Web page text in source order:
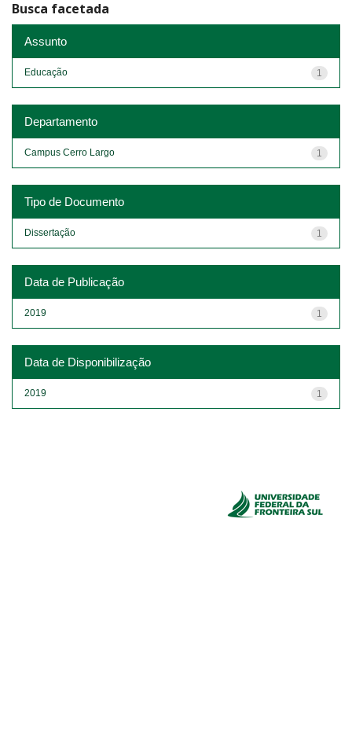
Busca facetada
Assunto
1
Educação
Departamento
1
Campus Cerro Largo
Tipo de Documento
1
Dissertação
Data de Publicação
1
2019
Data de Disponibilização
1
2019